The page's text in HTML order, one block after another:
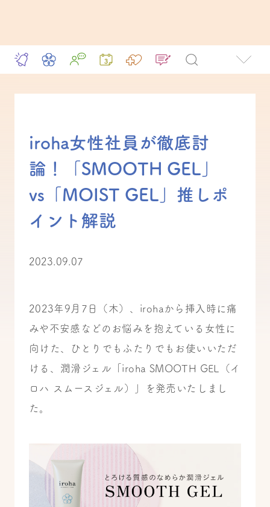
iroha女性社員が徹底討
論！「SMOOTH GEL」
vs「MOIST GEL」推しポ
イント解説
2023.09.07
2023年9月7日（木）、irohaから挿入時に痛
みや不安感などのお悩みを抱えている女性に
向けた、ひとりでもふたりでもお使いいただ
ける、潤滑ジェル「iroha SMOOTH GEL（イ
ロハ スムースジェル）」を発売いたしまし
た。